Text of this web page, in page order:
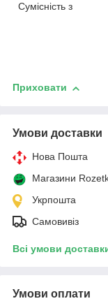
Сумісність з
Приховати
Умови доставки
Нова Пошта
Магазини
Укрпошта
Самовивіз
Всі умови
Умови оплати